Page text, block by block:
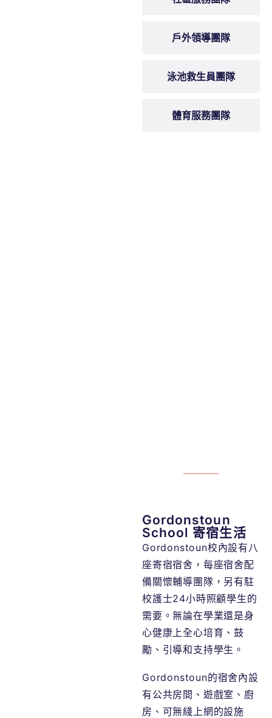
戶外領導團隊
泳池救生員團隊
體育服務團隊
Gordonstoun
School 寄宿生活
Gordonstoun校內設有八
座寄宿宿舍，每座宿舍配
備關懷輔導團隊，另有駐
校護士24小時照顧學生的
需要。無論在學業還是身
心健康上全心培育、鼓
勵、引導和支持學生。
Gordonstoun的宿舍內設
有公共房間、遊戲室、廚
房、可無綫上網的設施